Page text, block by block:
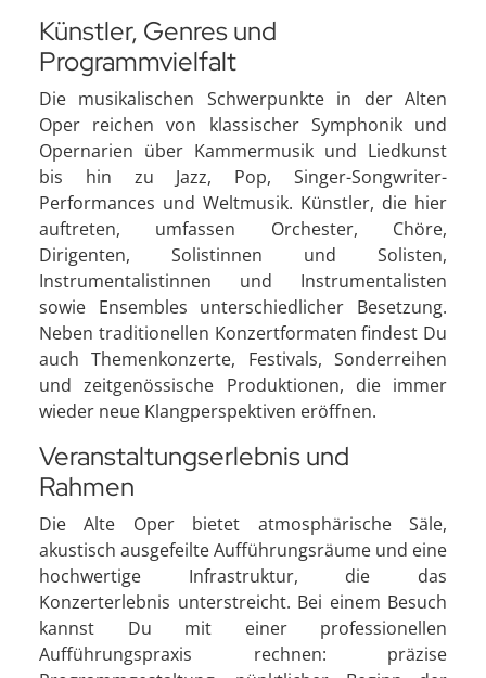
Künstler, Genres und
Programmvielfalt
Die musikalischen Schwerpunkte in der Alten
Oper reichen von klassischer Symphonik und
Opernarien über Kammermusik und Liedkunst
bis hin zu Jazz, Pop, Singer-Songwriter-
Performances und Weltmusik. Künstler, die hier
auftreten, umfassen Orchester, Chöre,
Dirigenten, Solistinnen und Solisten,
Instrumentalistinnen und Instrumentalisten
sowie Ensembles unterschiedlicher Besetzung.
Neben traditionellen Konzertformaten findest Du
auch Themenkonzerte, Festivals, Sonderreihen
und zeitgenössische Produktionen, die immer
wieder neue Klangperspektiven eröffnen.
Veranstaltungserlebnis und
Rahmen
Die Alte Oper bietet atmosphärische Säle,
akustisch ausgefeilte Aufführungsräume und eine
hochwertige Infrastruktur, die das
Konzerterlebnis unterstreicht. Bei einem Besuch
kannst Du mit einer professionellen
Aufführungspraxis rechnen: präzise